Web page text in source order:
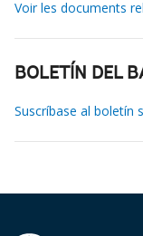
Voir les documents
BOLETÍN DEL
Suscríbase al boletín